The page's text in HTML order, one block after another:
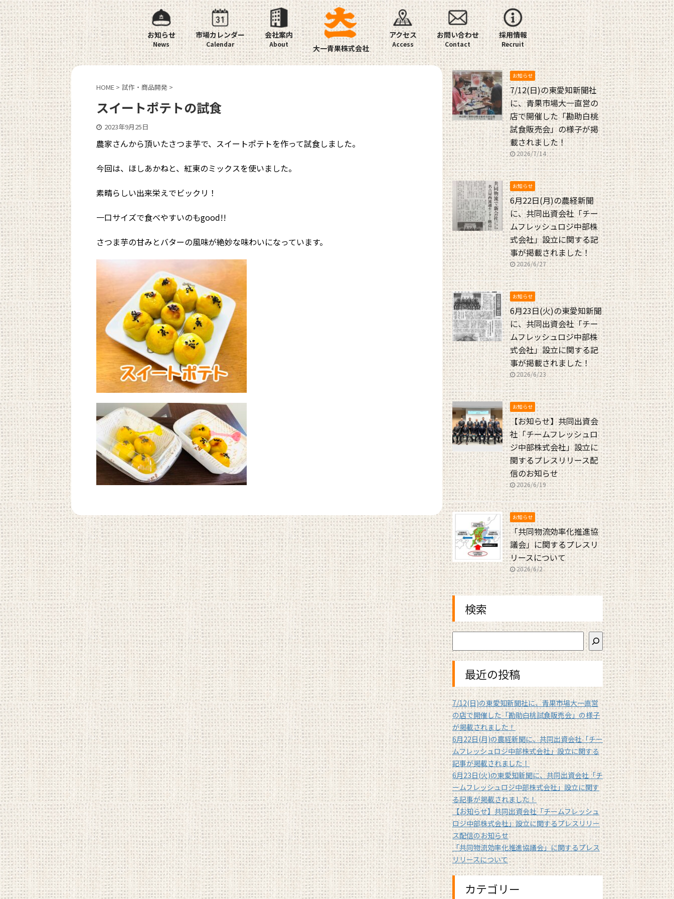
お知らせ 市場カレンダー
会社案内
大一青果株式会社
アクセス お問い合わせ 採用情報
HOME > 試作・商品開発 >
スイートポテトの試食
2023年9月25日
農家さんから頂いたさつま芋で、スイートポテトを作って試食しました。
今回は、ほしあかねと、紅東のミックスを使いました。
素晴らしい出来栄えでビックリ！
一口サイズで食べやすいのもgood!!
さつま芋の甘みとバターの風味が絶妙な味わいになっています。
お知らせ
7/12(日)の東愛知新聞社
に、青果市場大一直営の
店で開催した「勘助白桃
試食販売会」の様子が掲
載されました！
2026/7/14
お知らせ
6月22日(月)の農経新聞
に、共同出資会社「チー
ムフレッシュロジ中部株
式会社」設立に関する記
事が掲載されました！
2026/6/27
お知らせ
6月23日(火)の東愛知新聞
に、共同出資会社「チー
ムフレッシュロジ中部株
式会社」設立に関する記
事が掲載されました！
2026/6/23
お知らせ
【お知らせ】共同出資会
社「チームフレッシュロ
ジ中部株式会社」設立に
関するプレスリリース配
信のお知らせ
2026/6/19
お知らせ
「共同物流効率化推進協
議会」に関するプレスリ
リースについて
2026/6/2
検索
最近の投稿
7/12(日)の東愛知新聞社に、青果市場大一直営
の店で開催した「勘助白桃試食販売会」の様子
が掲載されました！
6月22日(月)の農経新聞に、共同出資会社「チー
ムフレッシュロジ中部株式会社」設立に関する
記事が掲載されました！
6月23日(火)の東愛知新聞に、共同出資会社「チ
ームフレッシュロジ中部株式会社」設立に関す
る記事が掲載されました！
【お知らせ】共同出資会社「チームフレッシュ
ロジ中部株式会社」設立に関するプレスリリー
ス配信のお知らせ
「共同物流効率化推進協議会」に関するプレス
リリースについて
カテゴリー